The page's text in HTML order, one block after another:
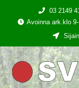
03 2149
Avoinna ark.klo